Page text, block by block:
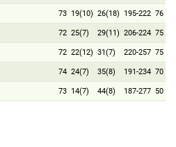
73 19(10) 26(18) 195-222 76
72 25(7) 29(11) 206-224 75
72 22(12) 31(7) 220-257 75
74 24(7) 35(8) 191-234 70
73 14(7) 44(8) 187-277 50